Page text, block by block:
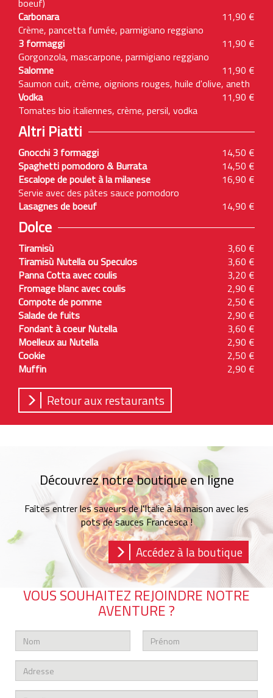
boeuf)
Carbonara
11,90 €
Crème, pancetta fumée, parmigiano reggiano
3 formaggi
11,90 €
Gorgonzola, mascarpone, parmigiano reggiano
Salomne
11,90 €
Saumon cuit, crème, oignions rouges, huile d'olive, aneth
Vodka
11,90 €
Tomates bio italiennes, crème, persil, vodka
Altri Piatti
Gnocchi 3 formaggi
14,50 €
Spaghetti pomodoro & Burrata
14,50 €
Escalope de poulet à la milanese
16,90 €
Servie avec des pâtes sauce pomodoro
Lasagnes de boeuf
14,90 €
Dolce
Tiramisù
3,60 €
Tiramisù Nutella ou Speculos
3,60 €
Panna Cotta avec coulis
3,20 €
Fromage blanc avec coulis
2,90 €
Compote de pomme
2,50 €
Salade de fuits
2,90 €
Fondant à coeur Nutella
3,60 €
Moelleux au Nutella
2,90 €
Cookie
2,50 €
Muffin
2,90 €
Retour aux restaurants
Découvrez notre boutique en ligne
Faîtes entrer les saveurs de l'Italie à la maison avec les
pots de sauces Francesca !
Accédez à la boutique
VOUS SOUHAITEZ REJOINDRE NOTRE
AVENTURE ?
Nom
Prénom
Adresse